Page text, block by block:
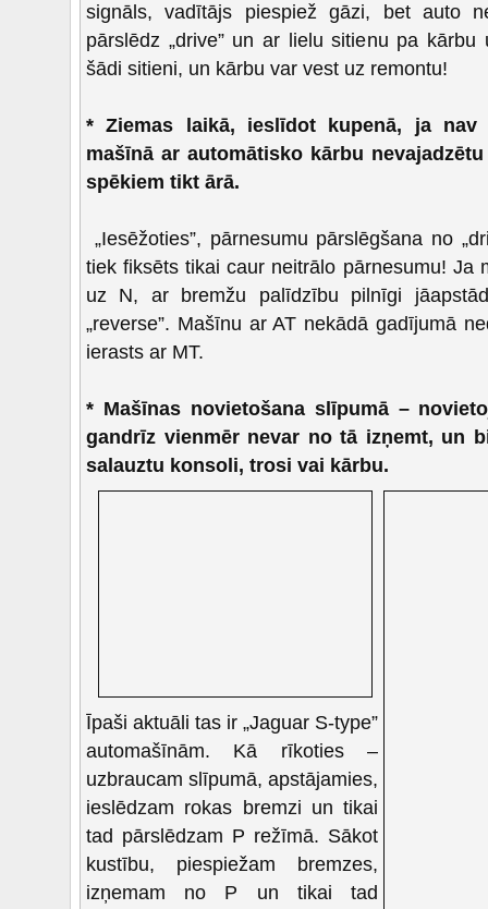
signāls, vadītājs piespiež gāzi, bet auto
pārslēdz „drive” un ar lielu sitienu pa
šādi sitieni, un kārbu var vest uz remontu!
* Ziemas laikā, ieslīdot kupenā, ja nav
mašīnā ar automātisko kārbu
spēkiem tikt ārā.
„Iesēžoties”, pārnesumu pārslēgšana no
tiek fiksēts tikai caur neitrālo pārnesumu! Ja
uz N, ar bremžu palīdzību pilnīgi
„reverse”. Mašīnu ar AT nekādā gadījumā
ierasts ar MT.
* Mašīnas novietošana slīpumā –
gandrīz vienmēr nevar no tā izņemt, un
salauztu konsoli, trosi vai kārbu.
Īpaši aktuāli tas ir „Jaguar S-type”
automašīnām. Kā rīkoties –
uzbraucam slīpumā, apstājamies,
ieslēdzam rokas bremzi un tikai
tad pārslēdzam P režīmā. Sākot
kustību, piespiežam bremzes,
izņemam no P un tikai tad